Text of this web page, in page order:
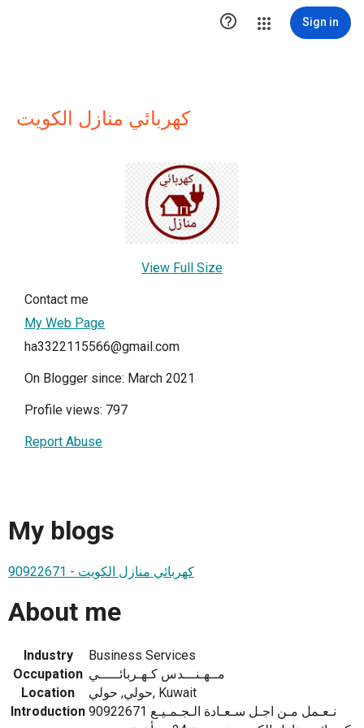
 Sign in
كهربائي منازل الكويت
View Full Size
Contact me
My Web Page
ha3322115566@gmail.com
On Blogger since: March 2021
Profile views: 797
Report Abuse
My blogs
كهربائي منازل الكويت - 90922671
About me
Industry
Business Services
Occupation مــهـنـــدس كـهـربائـــــي
Location
حولي, حولي, Kuwait
Introduction
نـعـمل مـن اجـل سـعـادة الـجـمـيـع 90922671